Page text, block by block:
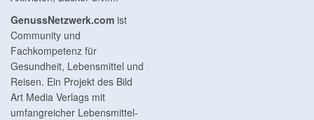
GenussNetzwerk.com ist
Community und
Fachkompetenz für
Gesundheit, Lebensmittel und
Reisen. Ein Projekt des Bild
Art Media Verlags mit
umfangreicher Lebensmittel-